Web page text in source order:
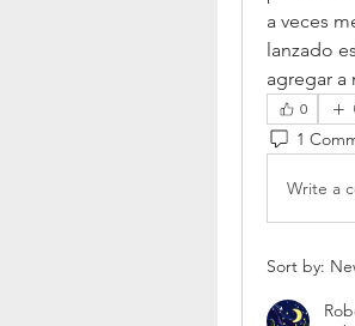
a veces
lanzado
agregar a
0
1
Write a
Sort by: